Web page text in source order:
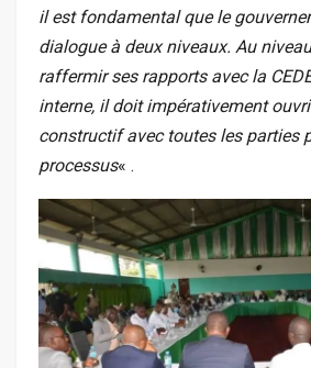
il est fondamental que le
dialogue à deux niveaux. Au
raffermir ses rapports avec la
interne, il doit impérativement
constructif avec toutes les parties
processus« .